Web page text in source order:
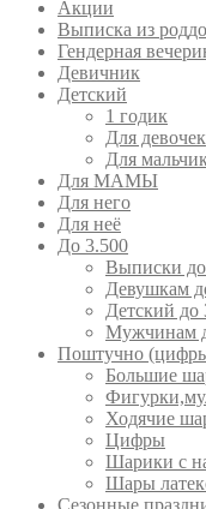
Акции
Выписка из
Гендерная
Девичник
Детский
1 годик
Для девочек
Для
Для МАМЫ
Для него
Для неё
До 3.500
Выписки
Девушкам
Детский до
Мужчинам
Поштучно
Большие
Ходячие
Цифры
Шарики с
Шары
Сезонные